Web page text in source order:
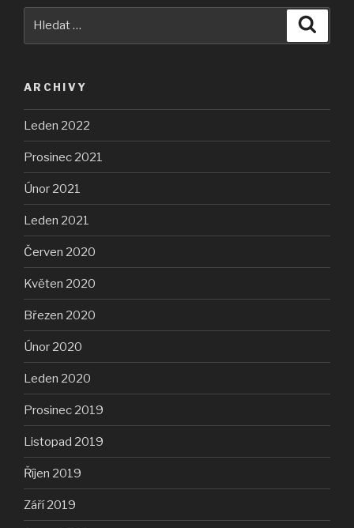
ARCHIVY
Leden 2022
Prosinec 2021
Únor 2021
Leden 2021
Červen 2020
Květen 2020
Březen 2020
Únor 2020
Leden 2020
Prosinec 2019
Listopad 2019
Říjen 2019
Září 2019